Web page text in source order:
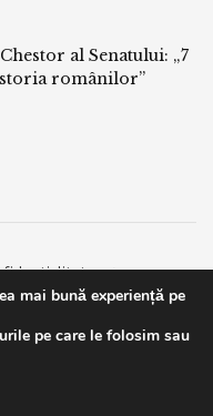
al Senatului: „7
românilor”
bpnews.
mai bună experiență pe
pe care le folosim sau
continuing to use this
being used. Visit our